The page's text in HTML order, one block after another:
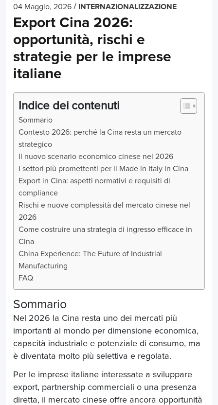
04 Maggio, 2026 / INTERNAZIONALIZZAZIONE
Export Cina 2026:
opportunità, rischi e
strategie per le imprese
italiane
Indice dei contenuti
Sommario
Contesto 2026: perché la Cina resta un mercato
strategico
Il nuovo scenario economico cinese nel 2026
I settori più promettenti per il Made in Italy in Cina
Export in Cina: aspetti normativi e requisiti di
compliance
Rischi e nuove complessità del mercato cinese nel
2026
Come costruire una strategia di ingresso efficace in
Cina
China Experience: The Future of Industrial
Manufacturing
FAQ
Sommario
Nel 2026 la Cina resta uno dei mercati più
importanti al mondo per dimensione economica,
capacità industriale e potenziale di consumo, ma
è diventata molto più selettiva e regolata.
Per le imprese italiane interessate a sviluppare
export, partnership commerciali o una presenza
diretta, il mercato cinese offre ancora opportunità